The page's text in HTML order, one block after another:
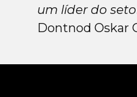
um líder do
Dontnod Oskar